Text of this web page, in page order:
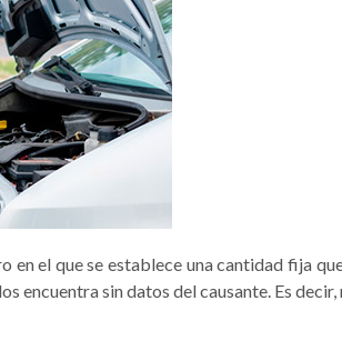
en el que se establece una cantidad fija
encuentra sin datos del causante. Es